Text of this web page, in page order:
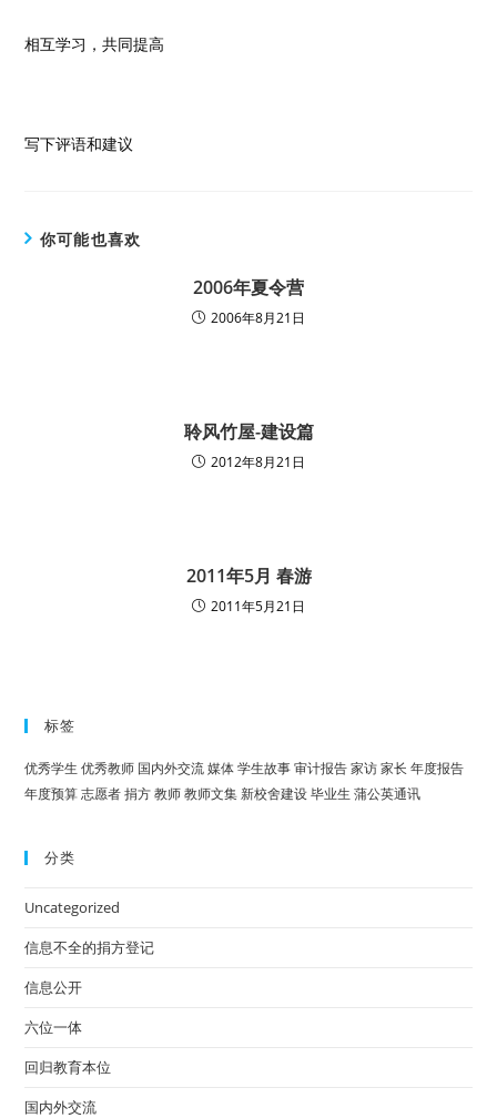
相互学习，共同提高
写下评语和建议
你可能也喜欢
2006年夏令营
2006年8月21日
聆风竹屋-建设篇
2012年8月21日
2011年5月 春游
2011年5月21日
标签
优秀学生 优秀教师 国内外交流 媒体 学生故事 审计报告 家访 家长 年度报告
年度预算 志愿者 捐方 教师 教师文集 新校舍建设 毕业生 蒲公英通讯
分类
Uncategorized
信息不全的捐方登记
信息公开
六位一体
回归教育本位
国内外交流